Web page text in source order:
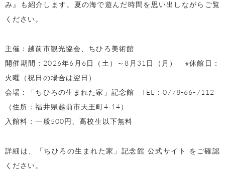
み』も紹介します。夏の海で遊んだ時間を思い出しながらご覧
ください。
主催：越前市観光協会、ちひろ美術館
開催期間：2026年6月6日（土）～8月31日（月） ※休館日：
火曜（祝日の場合は翌日）
会場：「ちひろの生まれた家」記念館 TEL：0778-66-7112
（住所：福井県越前市天王町4-14）
入館料：一般500円、高校生以下無料
詳細は、 「ちひろの生まれた家」記念館 公式サイト をご確認
ください。